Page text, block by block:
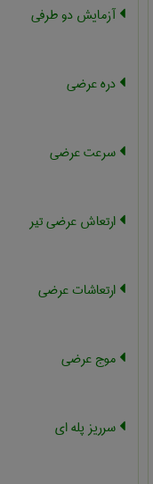
آزمایش دو طرفی
دره عرضی
سرعت عرضی
ارتعاش عرضی تیر
ارتعاشات عرضی
موج عرضی
سرریز پله ای